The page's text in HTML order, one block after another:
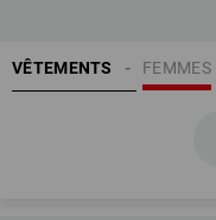
VÊTEMENTS FEMMES